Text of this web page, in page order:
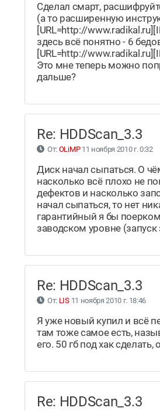
Сделал смарт,
(а то расширенную
[URL=http://
здесь всё понятно - 6
[URL=http://
Это мне теперь можно
дальше?
Re: HDDScan_3.3
От: OLiMP11 ноября 2010 г. 0:32
Диск начал сыпаться. О
насколько всё плохо не
дефектов и насколько
начал сыпаться, то нет
гарантийный я бы
заводском уровне
Re: HDDScan_3.3
От: LIS11 ноября 2010 г. 18:46
Я уже новый купил и всё
там тоже самое есть,
его. 50 гб под хак
Re: HDDScan_3.3